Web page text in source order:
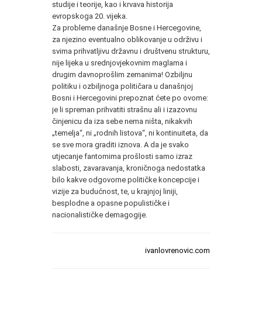
studije i teorije, kao i krvava historija
evropskoga 20. vijeka.
Za probleme današnje Bosne i Hercegovine,
za njezino eventualno oblikovanje u održivu i
svima prihvatljivu državnu i društvenu strukturu,
nije lijeka u srednjovjekovnim maglama i
drugim davnoprošlim zemanima! Ozbiljnu
politiku i ozbiljnoga političara u današnjoj
Bosni i Hercegovini prepoznat ćete po ovome:
je li spreman prihvatiti strašnu ali i izazovnu
činjenicu da iza sebe nema ništa, nikakvih
„temelja“, ni „rodnih listova“, ni kontinuiteta, da
se sve mora graditi iznova. A da je svako
utjecanje fantomima prošlosti samo izraz
slabosti, zavaravanja, kroničnoga nedostatka
bilo kakve odgovorne političke koncepcije i
vizije za budućnost, te, u krajnjoj liniji,
besplodne a opasne populističke i
nacionalističke demagogije.
ivanlovrenovic.com